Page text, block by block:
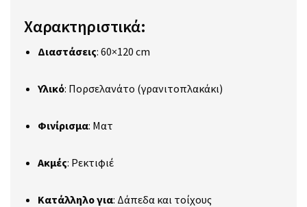
Χαρακτηριστικά:
Διαστάσεις: 60×120 cm
Υλικό: Πορσελανάτο (γρανιτοπλακάκι)
Φινίρισμα: Ματ
Ακμές: Ρεκτιφιέ
Κατάλληλο για: Δάπεδα και τοίχους